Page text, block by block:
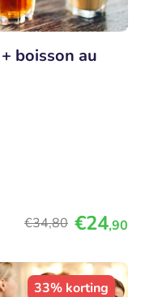
boisson au
€34,80 €24,90
33% korting